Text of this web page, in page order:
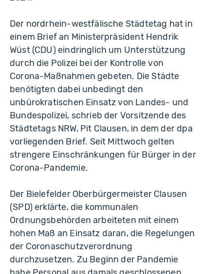
Der nordrhein-westfälische Städtetag hat in
einem Brief an Ministerpräsident Hendrik
Wüst (CDU) eindringlich um Unterstützung
durch die Polizei bei der Kontrolle von
Corona-Maßnahmen gebeten. Die Städte
benötigten dabei unbedingt den
unbürokratischen Einsatz von Landes- und
Bundespolizei, schrieb der Vorsitzende des
Städtetags NRW, Pit Clausen, in dem der dpa
vorliegenden Brief. Seit Mittwoch gelten
strengere Einschränkungen für Bürger in der
Corona-Pandemie.
Der Bielefelder Oberbürgermeister Clausen
(SPD) erklärte, die kommunalen
Ordnungsbehörden arbeiteten mit einem
hohen Maß an Einsatz daran, die Regelungen
der Coronaschutzverordnung
durchzusetzen. Zu Beginn der Pandemie